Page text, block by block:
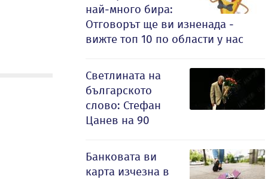
най-много бира:
Отговорът ще ви изненада -
вижте топ 10 по области у нас
Светлината на
българското
слово: Стефан
Цанев на 90
Банковата ви
карта изчезна в